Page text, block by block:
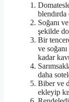
blendırda
Soğanı
şekilde
Bir
ve
kadar
daha
Biber ve
ekleyip